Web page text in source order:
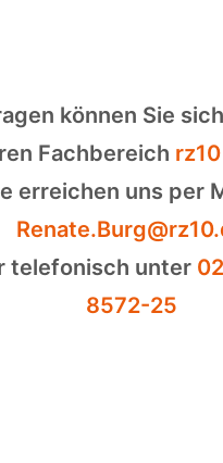
können Sie
Fachbereich rz10
erreichen uns per
telefonisch unter
8572-25